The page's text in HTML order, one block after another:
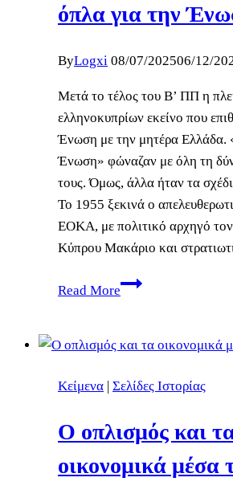
όπλα για την
ByLogxi 08/07/202506/12/
Μετά το τέλος του Β’ ΠΠ η
ελληνοκυπρίων εκείνο που
Ένωση με την μητέρα
Ένωση» φώναζαν με όλη τη
τους. Όμως, άλλα ήταν τα
Το 1955 ξεκινά ο
ΕΟΚΑ, με πολιτικό αρχηγό
Κύπρου Μακάριο και
Read More
Όταν
Β’
τα
για
Ένωση
Κείμενα | Σελίδες Ιστορίας
Ο οπλισμός και
οικονομικά